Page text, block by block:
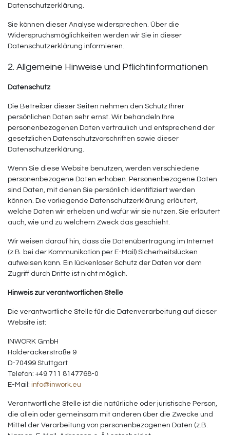
Datenschutzerklärung.
Sie können dieser Analyse widersprechen. Über die
Widerspruchsmöglichkeiten werden wir Sie in dieser
Datenschutzerklärung informieren.
2. Allgemeine Hinweise und Pflichtinformationen
Datenschutz
Die Betreiber dieser Seiten nehmen den Schutz Ihrer
persönlichen Daten sehr ernst. Wir behandeln Ihre
personenbezogenen Daten vertraulich und entsprechend der
gesetzlichen Datenschutzvorschriften sowie dieser
Datenschutzerklärung.
Wenn Sie diese Website benutzen, werden verschiedene
personenbezogene Daten erhoben. Personenbezogene Daten
sind Daten, mit denen Sie persönlich identifiziert werden
können. Die vorliegende Datenschutzerklärung erläutert,
welche Daten wir erheben und wofür wir sie nutzen. Sie erläutert
auch, wie und zu welchem Zweck das geschieht.
Wir weisen darauf hin, dass die Datenübertragung im Internet
(z.B. bei der Kommunikation per E-Mail) Sicherheitslücken
aufweisen kann. Ein lückenloser Schutz der Daten vor dem
Zugriff durch Dritte ist nicht möglich.
Hinweis zur verantwortlichen Stelle
Die verantwortliche Stelle für die Datenverarbeitung auf dieser
Website ist:
INWORK GmbH
Holderäckerstraße 9
D-70499 Stuttgart
Telefon: +49 711 8147768-0
E-Mail: info@inwork.eu
Verantwortliche Stelle ist die natürliche oder juristische Person,
die allein oder gemeinsam mit anderen über die Zwecke und
Mittel der Verarbeitung von personenbezogenen Daten (z.B.